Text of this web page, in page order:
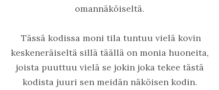
omannäköiseltä.
Tässä kodissa moni tila tuntuu vielä kovin
keskeneräiseltä sillä täällä on monia huoneita,
joista puuttuu vielä se jokin joka tekee tästä
kodista juuri sen meidän näköisen kodin.